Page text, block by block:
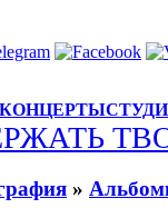
КОНЦЕРТЫ
»